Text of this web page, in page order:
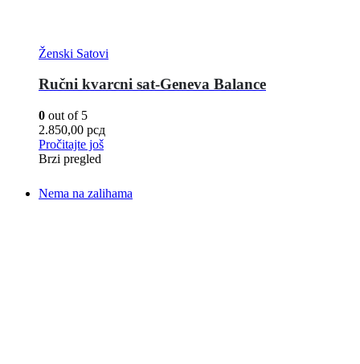
Ženski Satovi
Ručni kvarcni sat-Geneva Balance
0 out of 5
2.850,00 рсд
Pročitajte još
Brzi pregled
Nema na zalihama